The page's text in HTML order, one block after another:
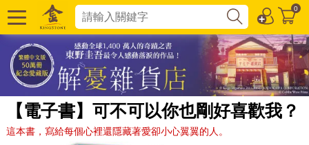
0
【電子書】可不可以你也剛好喜歡我？
這本書，寫給每個心裡還隱藏著愛卻小心翼翼的人。